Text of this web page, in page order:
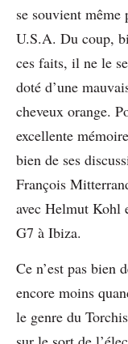
se souvient même
U.S.A. Du coup,
ces faits, il ne le
doté d’une
cheveux orange.
excellente
bien de ses
François
avec Helmut Kohl
G7 à Ibiza.
Ce n’est pas bien
encore moins
le genre du